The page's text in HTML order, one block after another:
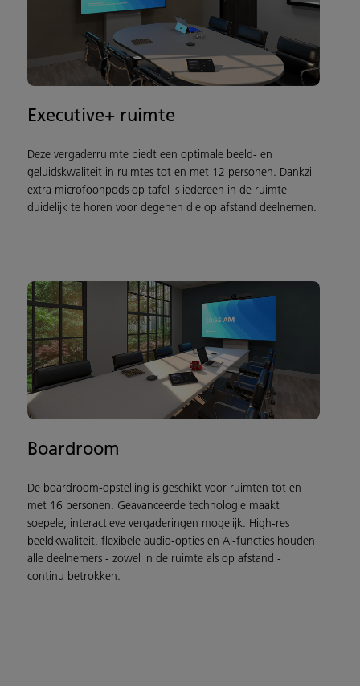
Executive+ ruimte
Deze vergaderruimte biedt een optimale beeld- en
geluidskwaliteit in ruimtes tot en met 12 personen. Dankzij
extra microfoonpods op tafel is iedereen in de ruimte
duidelijk te horen voor degenen die op afstand deelnemen.
Boardroom
De boardroom-opstelling is geschikt voor ruimten tot en
met 16 personen. Geavanceerde technologie maakt
soepele, interactieve vergaderingen mogelijk. High-res
beeldkwaliteit, flexibele audio-opties en AI-functies houden
alle deelnemers - zowel in de ruimte als op afstand -
continu betrokken.